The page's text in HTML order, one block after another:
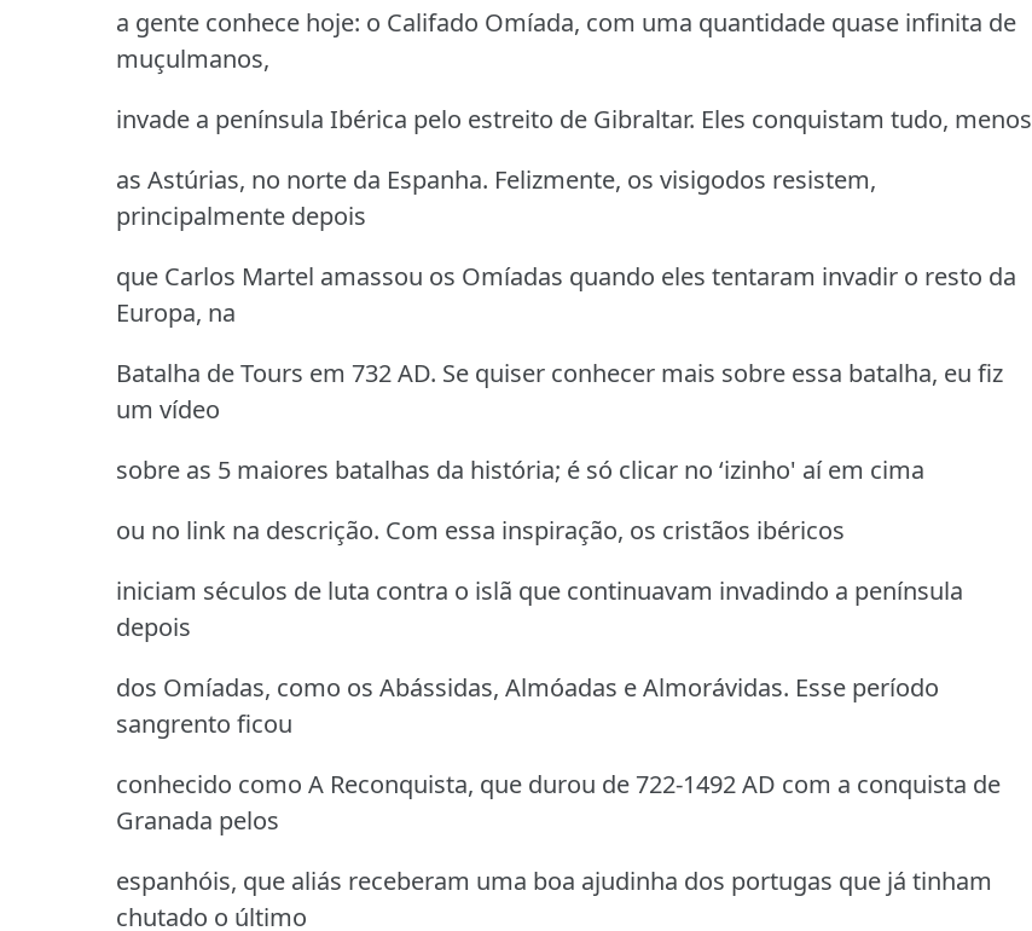
a gente conhece hoje: o Califado Omíada, com uma quantidade quase infinita de
muçulmanos,
invade a península Ibérica pelo estreito de Gibraltar. Eles conquistam tudo, menos
as Astúrias, no norte da Espanha. Felizmente, os visigodos resistem,
principalmente depois
que Carlos Martel amassou os Omíadas quando eles tentaram invadir o resto da
Europa, na
Batalha de Tours em 732 AD. Se quiser conhecer mais sobre essa batalha, eu fiz
um vídeo
sobre as 5 maiores batalhas da história; é só clicar no ‘izinho' aí em cima
ou no link na descrição. Com essa inspiração, os cristãos ibéricos
iniciam séculos de luta contra o islã que continuavam invadindo a península
depois
dos Omíadas, como os Abássidas, Almóadas e Almorávidas. Esse período
sangrento ficou
conhecido como A Reconquista, que durou de 722-1492 AD com a conquista de
Granada pelos
espanhóis, que aliás receberam uma boa ajudinha dos portugas que já tinham
chutado o último